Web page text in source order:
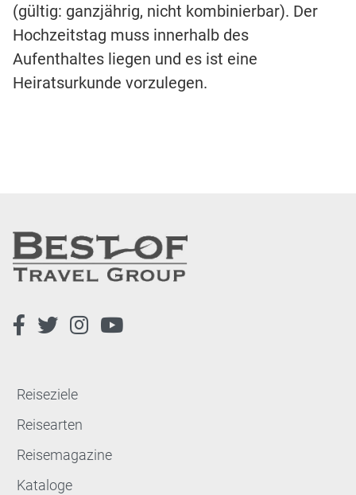
(gültig: ganzjährig, nicht kombinierbar). Der
Hochzeitstag muss innerhalb des
Aufenthaltes liegen und es ist eine
Heiratsurkunde vorzulegen.
Reiseziele
Reisearten
Reisemagazine
Kataloge